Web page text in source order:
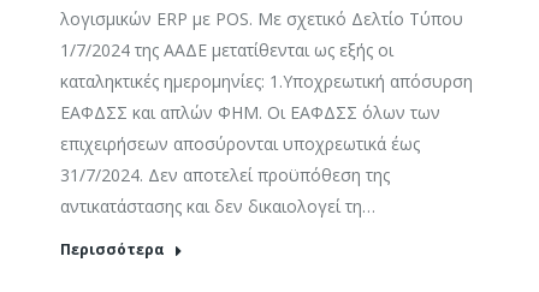
λογισμικών ERP με POS. Με σχετικό Δελτίο Τύπου
1/7/2024 της ΑΑΔΕ μετατίθενται ως εξής οι
καταληκτικές ημερομηνίες: 1.Υποχρεωτική απόσυρση
ΕΑΦΔΣΣ και απλών ΦΗΜ. Οι ΕΑΦΔΣΣ όλων των
επιχειρήσεων αποσύρονται υποχρεωτικά έως
31/7/2024. Δεν αποτελεί προϋπόθεση της
αντικατάστασης και δεν δικαιολογεί τη…
Περισσότερα